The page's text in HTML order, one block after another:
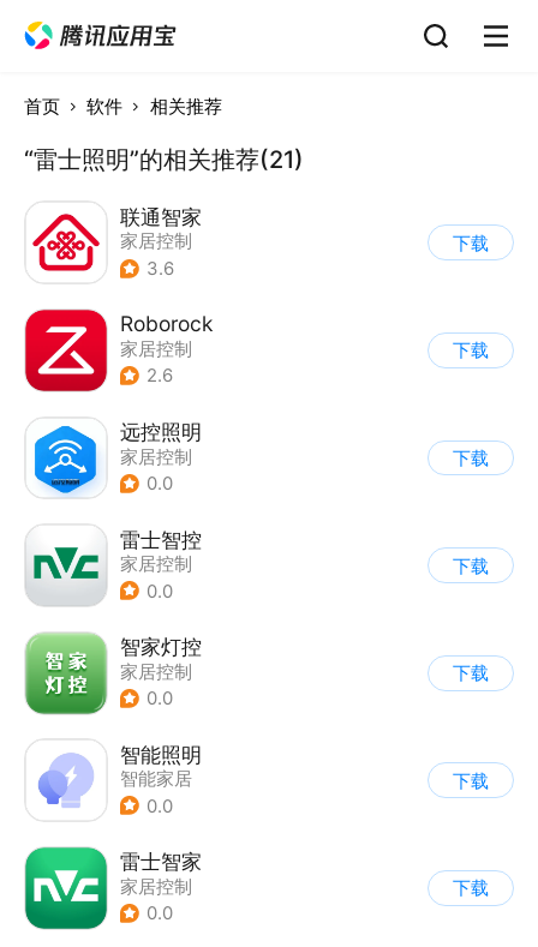
首页 软件 相关推荐
“雷士照明”的相关推荐(21)
联通智家
家居控制
3.6
下载
Roborock
家居控制
2.6
下载
远控照明
家居控制
0.0
下载
雷士智控
家居控制
0.0
下载
智家灯控
家居控制
0.0
下载
智能照明
智能家居
0.0
下载
雷士智家
家居控制
0.0
下载